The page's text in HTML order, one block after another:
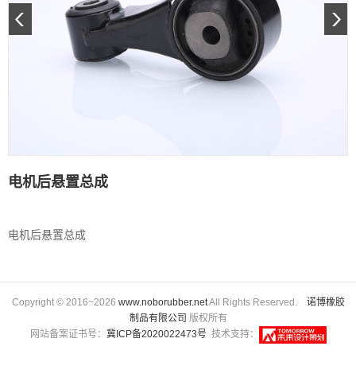
电机后悬置总成
电机后悬置总成
Copyright © 2016~2026 www.noborubber.netAll Rights Reserved. 诺博橡胶
制品有限公司 版权所有
网站备案证书号： 冀ICP备2020022473号技术支持：